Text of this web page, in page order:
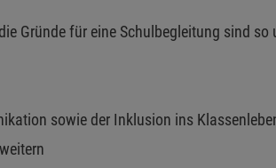
Gründe für eine Schulbegleitung sind
sowie der Inklusion ins